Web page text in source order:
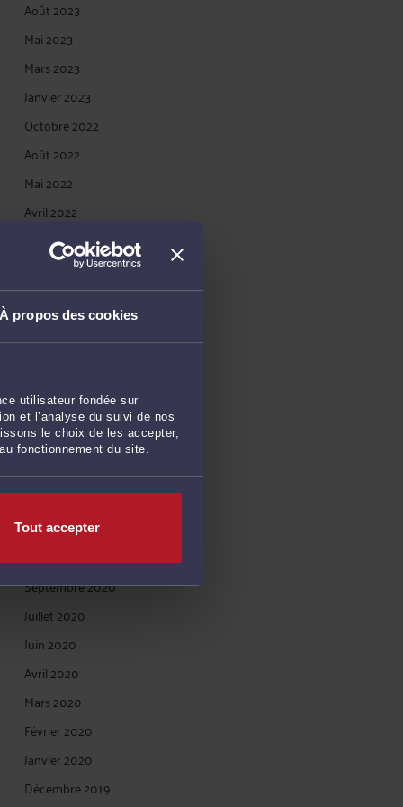
À propos des cookies
utilisateur fondée sur
et l’analyse du suivi de nos
le choix de les accepter,
fonctionnement du site.
Tout accepter
Août 2023
Mai 2023
Mars 2023
Janvier 2023
Octobre 2022
Août 2022
Mai 2022
Avril 2022
Février 2022
Janvier 2022
Novembre 2021
Septembre 2021
Avril 2021
Mars 2021
Janvier 2021
Décembre 2020
Novembre 2020
Octobre 2020
Septembre 2020
Juillet 2020
Juin 2020
Avril 2020
Mars 2020
Février 2020
Janvier 2020
Décembre 2019